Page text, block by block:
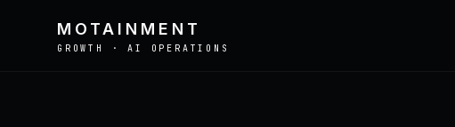
MOTAINMENT
GROWTH · AI OPERATIONS